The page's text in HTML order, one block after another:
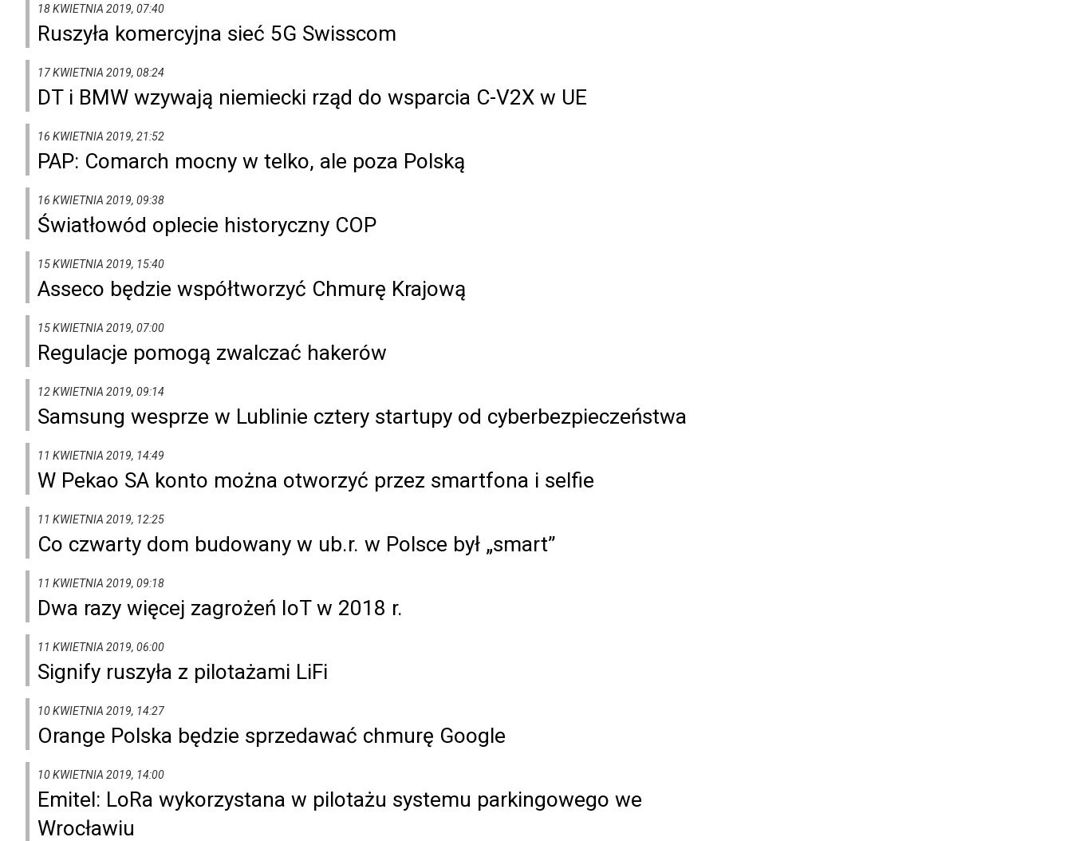
18 KWIETNIA 2019, 07:40
Ruszyła komercyjna sieć 5G Swisscom
17 KWIETNIA 2019, 08:24
DT i BMW wzywają niemiecki rząd do wsparcia C-V2X w UE
16 KWIETNIA 2019, 21:52
PAP: Comarch mocny w telko, ale poza Polską
16 KWIETNIA 2019, 09:38
Światłowód oplecie historyczny COP
15 KWIETNIA 2019, 15:40
Asseco będzie współtworzyć Chmurę Krajową
15 KWIETNIA 2019, 07:00
Regulacje pomogą zwalczać hakerów
12 KWIETNIA 2019, 09:14
Samsung wesprze w Lublinie cztery startupy od cyberbezpieczeństwa
11 KWIETNIA 2019, 14:49
W Pekao SA konto można otworzyć przez smartfona i selfie
11 KWIETNIA 2019, 12:25
Co czwarty dom budowany w ub.r. w Polsce był „smart”
11 KWIETNIA 2019, 09:18
Dwa razy więcej zagrożeń IoT w 2018 r.
11 KWIETNIA 2019, 06:00
Signify ruszyła z pilotażami LiFi
10 KWIETNIA 2019, 14:27
Orange Polska będzie sprzedawać chmurę Google
10 KWIETNIA 2019, 14:00
Emitel: LoRa wykorzystana w pilotażu systemu parkingowego we
Wrocławiu